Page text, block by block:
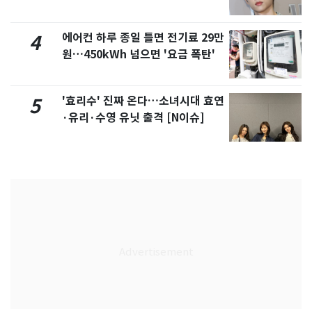
4
에어컨 하루 종일 틀면 전기료 29만
원…450kWh 넘으면 '요금 폭탄'
5
'효리수' 진짜 온다…소녀시대 효연
·유리·수영 유닛 출격 [N이슈]